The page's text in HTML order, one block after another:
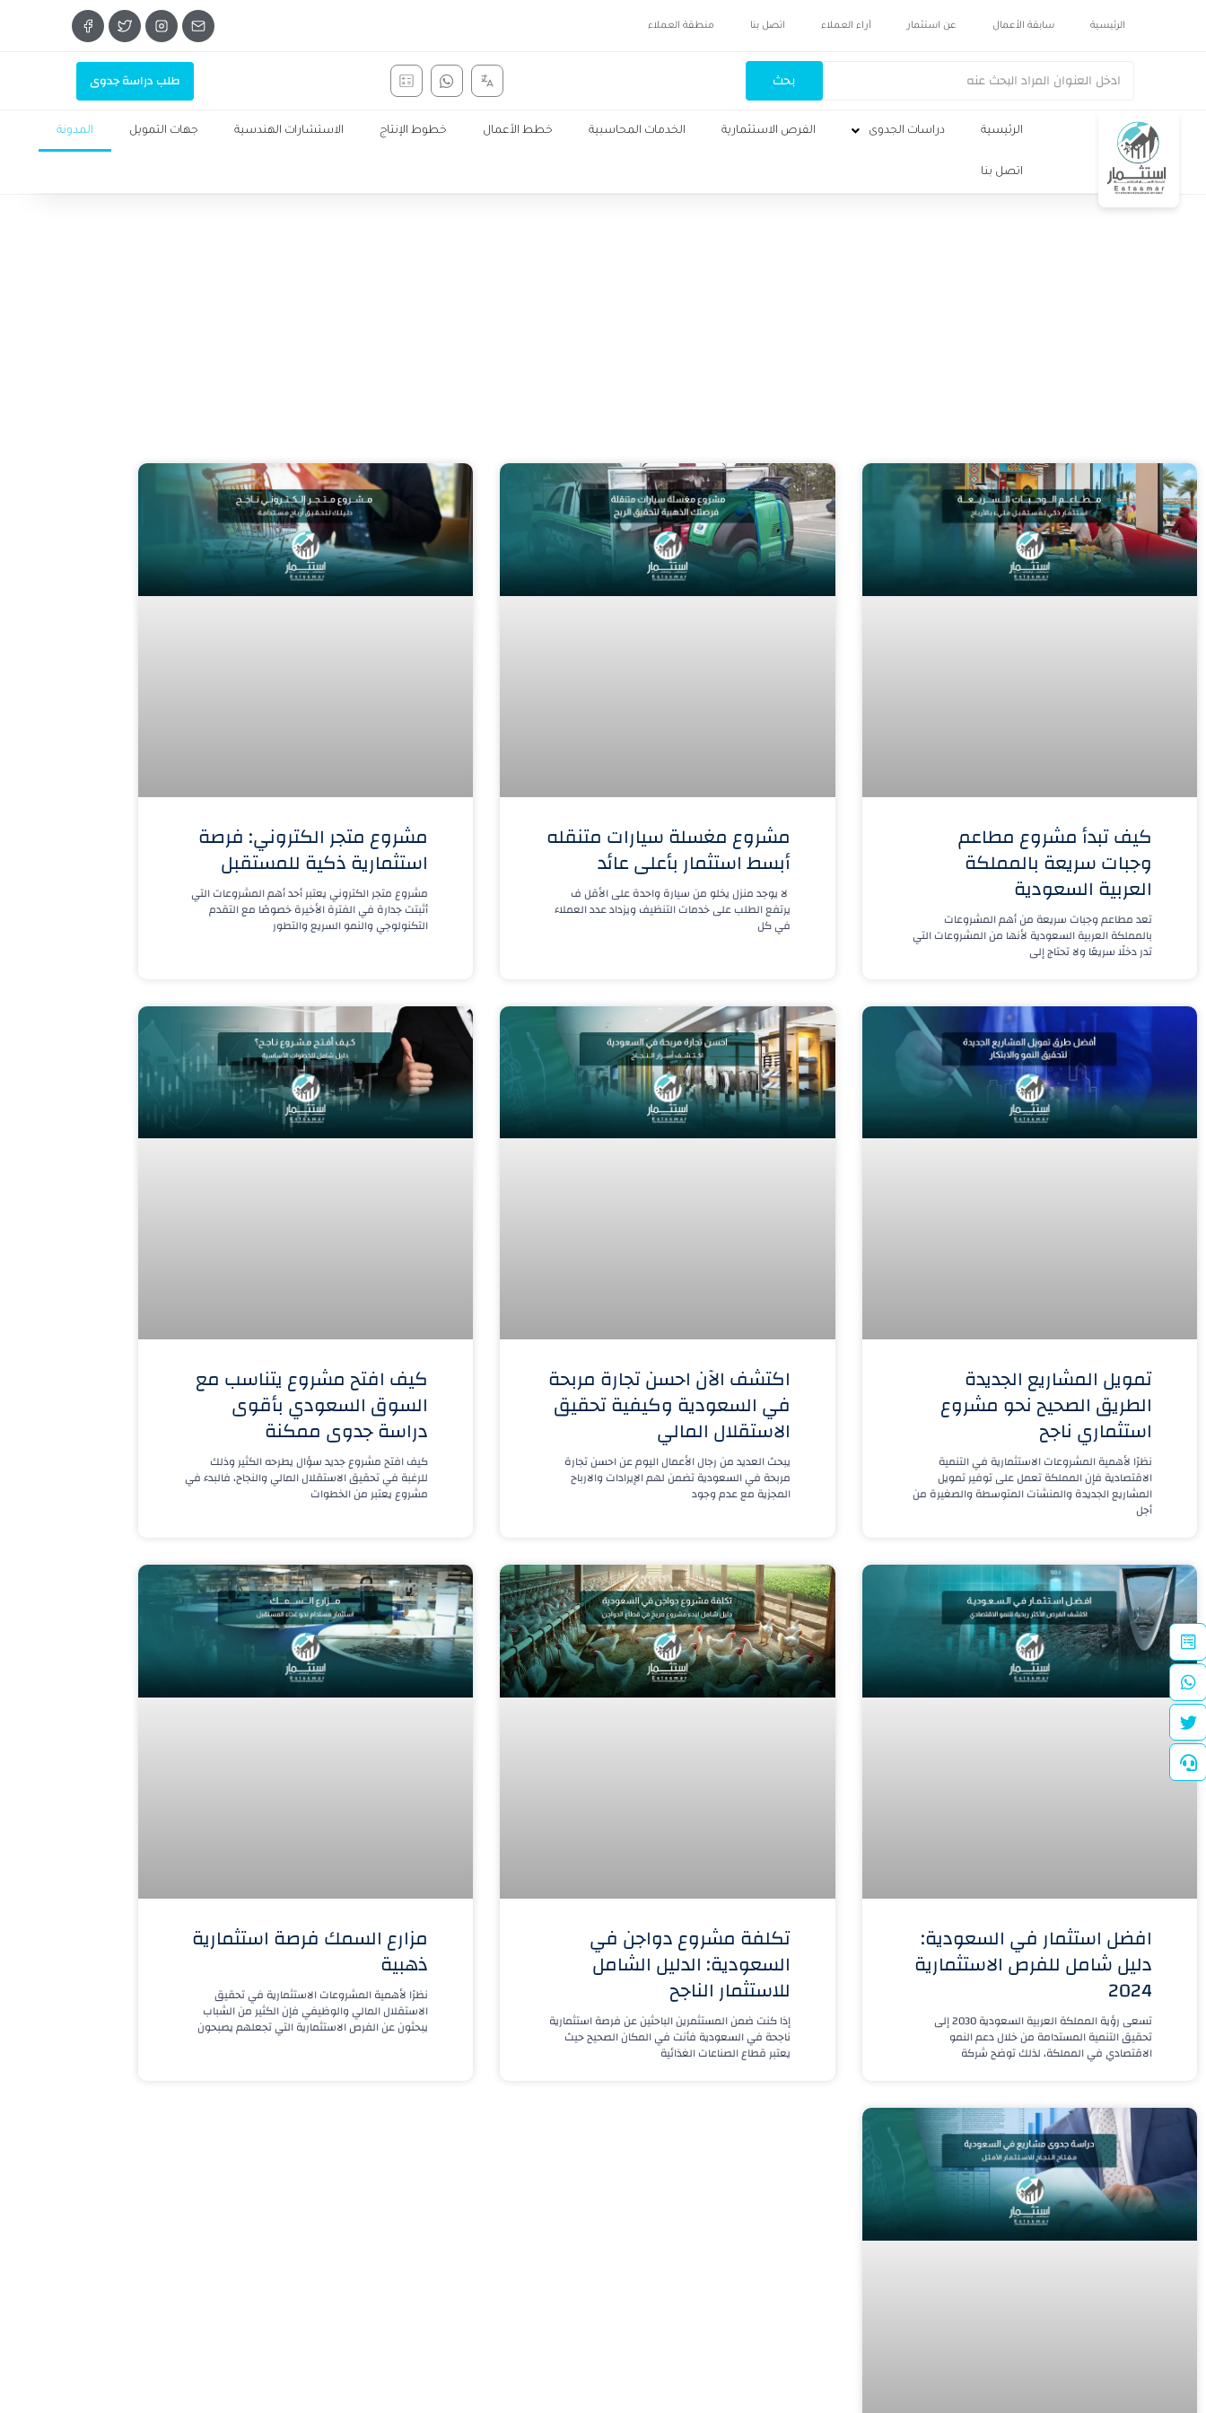
الرئيسية سابقة الأعمال عن استثمار آراء العملاء اتصل بنا منطقة العملاء
بحث طلب دراسة جدوى
الرئيسية دراسات الجدوى الفرص الاستثمارية الخدمات المحاسبية خطط الأعمال خطوط الإنتاج الاستشارات الهندسية جهات التمويل المدونة
اتصل بنا
كيف تبدأ مشروع مطاعم
وجبات سريعة بالمملكة
العربية السعودية
تعد مطاعم وجبات سريعة من أهم المشروعات
بالمملكة العربية السعودية لأنها من المشروعات التي
تدر دخلًا سريعًا ولا تحتاج إلى
مشروع مغسلة سيارات متنقله
أبسط استثمار بأعلى عائد
لا يوجد منزل يخلو من سيارة واحدة على الأقل ف
يرتفع الطلب على خدمات التنظيف ويزداد عدد العملاء
في كل
مشروع متجر الكتروني: فرصة
استثمارية ذكية للمستقبل
مشروع متجر الكتروني يعتبر أحد أهم المشروعات التي
أثبتت جدارة في الفترة الأخيرة خصوصًا مع التقدم
التكنولوجي والنمو السريع والتطور
تمويل المشاريع الجديدة
الطريق الصحيح نحو مشروع
استثماري ناجح
نظرًا لأهمية المشروعات الاستثمارية في التنمية
الاقتصادية فإن المملكة تعمل على توفير تمويل
المشاريع الجديدة والمنشآت المتوسطة والصغيرة من
أجل
اكتشف الآن احسن تجارة مربحة
في السعودية وكيفية تحقيق
الاستقلال المالي
يبحث العديد من رجال الأعمال اليوم عن احسن تجارة
مربحة في السعودية تضمن لهم الإيرادات والارباح
المجزية مع عدم وجود
كيف افتح مشروع يتناسب مع
السوق السعودي بأقوى
دراسة جدوى ممكنة
كيف افتح مشروع جديد سؤال يطرحه الكثير وذلك
للرغبة في تحقيق الاستقلال المالي والنجاح، فالبدء في
مشروع يعتبر من الخطوات
افضل استثمار في السعودية:
دليل شامل للفرص الاستثمارية
2024
تسعى رؤية المملكة العربية السعودية 2030 إلى
تحقيق التنمية المستدامة من خلال دعم النمو
الاقتصادي في المملكة، لذلك توضح شركة
تكلفة مشروع دواجن في
السعودية: الدليل الشامل
للاستثمار الناجح
إذا كنت ضمن المستثمرين الباحثين عن فرصة استثمارية
ناجحة في السعودية فأنت في المكان الصحيح حيث
يعتبر قطاع الصناعات الغذائية
مزارع السمك فرصة استثمارية
ذهبية
نظرًا لأهمية المشروعات الاستثمارية في تحقيق
الاستقلال المالي والوظيفي فإن الكثير من الشباب
يبحثون عن الفرص الاستثمارية التي تجعلهم يصبحون